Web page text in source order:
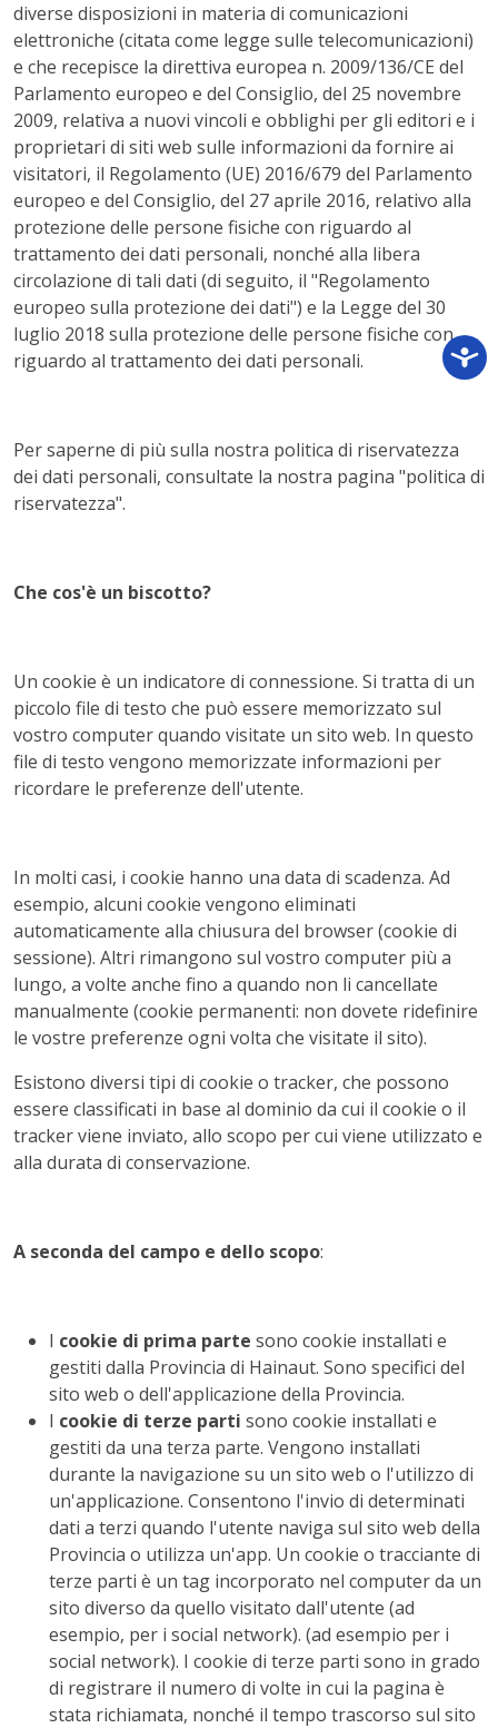
diverse disposizioni in materia di comunicazioni
elettroniche (citata come legge sulle telecomunicazioni)
e che recepisce la direttiva europea n. 2009/136/CE del
Parlamento europeo e del Consiglio, del 25 novembre
2009, relativa a nuovi vincoli e obblighi per gli editori e i
proprietari di siti web sulle informazioni da fornire ai
visitatori, il Regolamento (UE) 2016/679 del Parlamento
europeo e del Consiglio, del 27 aprile 2016, relativo alla
protezione delle persone fisiche con riguardo al
trattamento dei dati personali, nonché alla libera
circolazione di tali dati (di seguito, il "Regolamento
europeo sulla protezione dei dati") e la Legge del 30
luglio 2018 sulla protezione delle persone fisiche con
riguardo al trattamento dei dati personali.
Per saperne di più sulla nostra politica di riservatezza
dei dati personali, consultate la nostra pagina "politica di
riservatezza".
Che cos'è un biscotto?
Un cookie è un indicatore di connessione. Si tratta di un
piccolo file di testo che può essere memorizzato sul
vostro computer quando visitate un sito web. In questo
file di testo vengono memorizzate informazioni per
ricordare le preferenze dell'utente.
In molti casi, i cookie hanno una data di scadenza. Ad
esempio, alcuni cookie vengono eliminati
automaticamente alla chiusura del browser (cookie di
sessione). Altri rimangono sul vostro computer più a
lungo, a volte anche fino a quando non li cancellate
manualmente (cookie permanenti: non dovete ridefinire
le vostre preferenze ogni volta che visitate il sito).
Esistono diversi tipi di cookie o tracker, che possono
essere classificati in base al dominio da cui il cookie o il
tracker viene inviato, allo scopo per cui viene utilizzato e
alla durata di conservazione.
A seconda del campo e dello scopo:
I cookie di prima parte sono cookie installati e
gestiti dalla Provincia di Hainaut. Sono specifici del
sito web o dell'applicazione della Provincia.
I cookie di terze parti sono cookie installati e
gestiti da una terza parte. Vengono installati
durante la navigazione su un sito web o l'utilizzo di
un'applicazione. Consentono l'invio di determinati
dati a terzi quando l'utente naviga sul sito web della
Provincia o utilizza un'app. Un cookie o tracciante di
terze parti è un tag incorporato nel computer da un
sito diverso da quello visitato dall'utente (ad
esempio, per i social network). (ad esempio per i
social network). I cookie di terze parti sono in grado
di registrare il numero di volte in cui la pagina è
stata richiamata, nonché il tempo trascorso sul sito